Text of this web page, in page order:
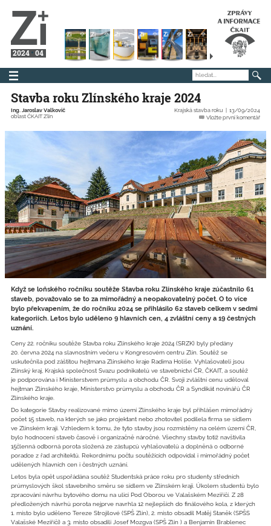
2024 04
Stavba roku Zlínského kraje 2024
Ing. Jaroslav Valkovič
oblast ČKAIT Zlín
13/09/2024
Krajská stavba roku
Vložte první komentář
Když se loňského ročníku soutěže Stavba roku Zlínského kraje zúčastnilo 61
staveb, považovalo se to za mimořádný a neopakovatelný počet. O to více
bylo překvapením, že do ročníku 2024 se přihlásilo 62 staveb celkem v sedmi
kategoriích. Letos bylo uděleno 9 hlavních cen, 4 zvláštní ceny a 19 čestných
uznání.
Ceny 22. ročníku soutěže Stavba roku Zlínského kraje 2024 (SRZK) byly předány
20. června 2024 na slavnostním večeru v Kongresovém centru Zlín. Soutěž se
uskutečnila pod záštitou hejtmana Zlínského kraje Radima Holiše. Vyhlašovateli jsou
Zlínský kraj, Krajská společnost Svazu podnikatelů ve stavebnictví ČR, ČKAIT, a soutěž
je podporována i Ministerstvem průmyslu a obchodu ČR. Svoji zvláštní cenu uděloval
hejtman Zlínského kraje, Ministerstvo průmyslu a obchodu ČR a Syndikát novinářů ČR
Zlínského kraje.
Do kategorie Stavby realizované mimo území Zlínského kraje byl přihlášen mimořádný
počet 15 staveb, na kterých se jako projektant nebo zhotovitel podílela firma se sídlem
ve Zlínském kraji. Vzhledem k tomu, že tyto stavby jsou rozmístěny na celém území ČR,
bylo hodnocení staveb časově i organizačně náročné. Všechny stavby totiž navštívila
15členná odborná porota složená ze zástupců vyhlašovatelů a doplněná o odborné
poradce z řad architektů. Rekordnímu počtu soutěžících odpovídal i mimořádný počet
udělených hlavních cen i čestných uznání.
Letos byla opět uspořádána soutěž Studentská práce roku pro studenty středních
průmyslových škol stavebního směru se sídlem ve Zlínském kraji. Úkolem studentů bylo
zpracování návrhu bytového domu na ulici Pod Oborou ve Valašském Meziříčí. Z 28
předložených návrhů porota nejprve navrhla 12 nejlepších do finálového kola, z kterých
1. místo bylo uděleno Tereze Strojilové (SPŠ Zlín), 2. místo obsadil Matěj Staněk (SPŠS
Valašské Meziříčí) a 3. místo obsadili Josef Mozgva (SPŠ Zlín ) a Benjamin Brablenec